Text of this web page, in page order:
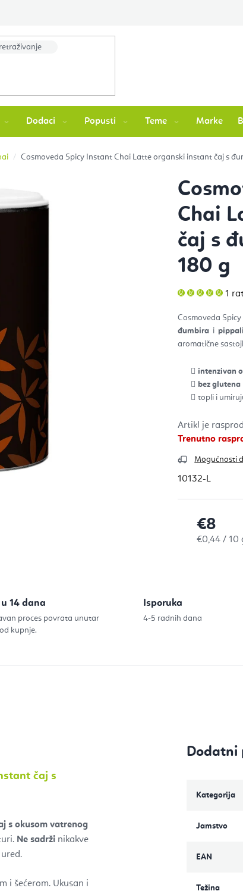
Dodaci Popusti Teme Marke
Cosmoveda Spicy Instant Chai Latte organski instant čaj s
Chai
čaj s
180 g
5,0
5
1
Cosmoveda
đumbira i
aromatične
intenzivan
bez glutena
topli i
Artikl je
Trenutno
Mogućnosti
10132-L
€8
Izračunaj
€0,44 / 10
14 dana
proces povrata unutar
kupnje.
Isporuka
4-5 radnih dana
čaj s
s okusom vatrenog
Ne sadrži nikakve
i šećerom. Ukusan i
Dodatni
Kategorija
Jamstvo
EAN
Težina